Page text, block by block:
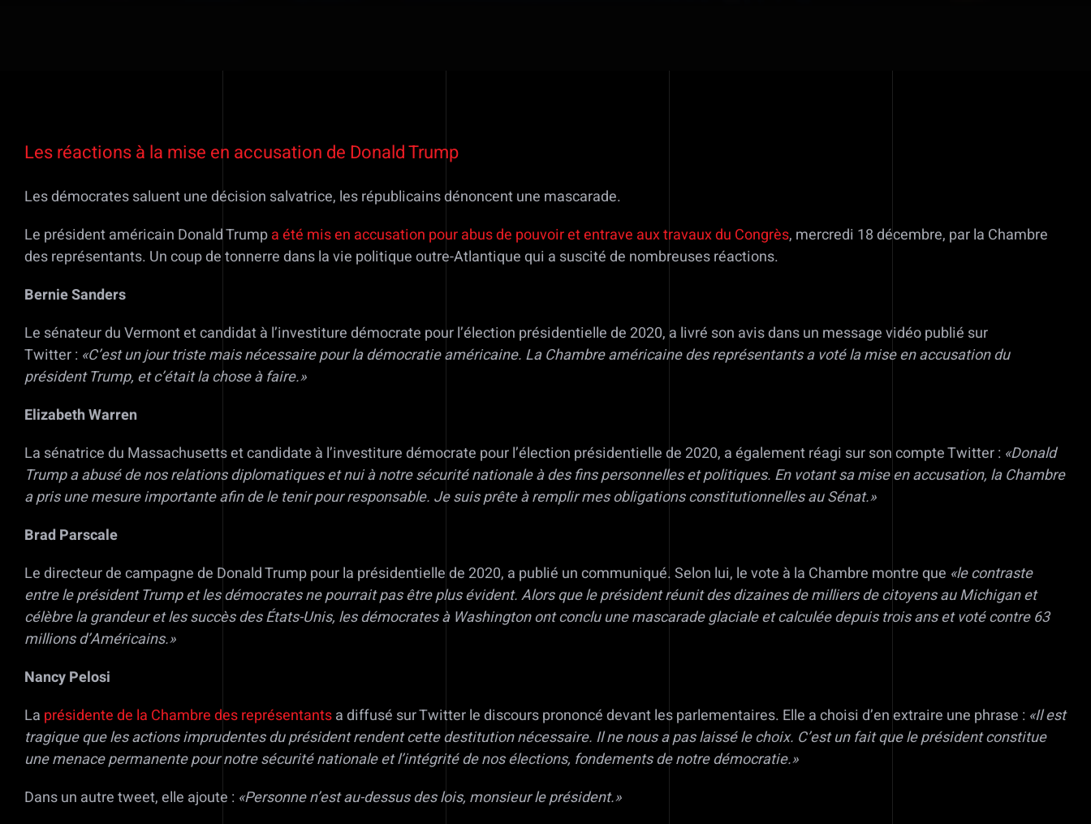
l'image
Les réactions à la mise en accusation de Donald Trump
Les démocrates saluent une décision salvatrice, les républicains dénoncent une mascarade.
Le président américain Donald Trumpa été mis en accusation pour abus de pouvoir et entrave aux travaux du Congrès, mercredi 18 décembre, par la Chambre
des représentants. Un coup de tonnerre dans la vie politique outre-Atlantique qui a suscité de nombreuses réactions.
Bernie Sanders
Le sénateur du Vermont et candidat à l’investiture démocrate pour l’élection présidentielle de 2020, a livré son avis dans un message vidéo publié sur
Twitter : «C’est un jour triste mais nécessaire pour la démocratie américaine. La Chambre américaine des représentants a voté la mise en accusation du
président Trump, et c’était la chose à faire.»
Elizabeth Warren
La sénatrice du Massachusetts et candidate à l’investiture démocrate pour l’élection présidentielle de 2020, a également réagi sur son compte Twitter : «Donald
Trump a abusé de nos relations diplomatiques et nui à notre sécurité nationale à des fins personnelles et politiques. En votant sa mise en accusation, la Chambre
a pris une mesure importante afin de le tenir pour responsable. Je suis prête à remplir mes obligations constitutionnelles au Sénat.»
Brad Parscale
Le directeur de campagne de Donald Trump pour la présidentielle de 2020, a publié un communiqué. Selon lui, le vote à la Chambre montre que «le contraste
entre le président Trump et les démocrates ne pourrait pas être plus évident. Alors que le président réunit des dizaines de milliers de citoyens au Michigan et
célèbre la grandeur et les succès des États-Unis, les démocrates à Washington ont conclu une mascarade glaciale et calculée depuis trois ans et voté contre 63
millions d’Américains.»
Nancy Pelosi
La présidente de la Chambre des représentantsa diffusé sur Twitter le discours prononcé devant les parlementaires. Elle a choisi d’en extraire une phrase : «Il est
tragique que les actions imprudentes du président rendent cette destitution nécessaire. Il ne nous a pas laissé le choix. C’est un fait que le président constitue
une menace permanente pour notre sécurité nationale et l’intégrité de nos élections, fondements de notre démocratie.»
Dans un autre tweet, elle ajoute : «Personne n’est au-dessus des lois, monsieur le président.»